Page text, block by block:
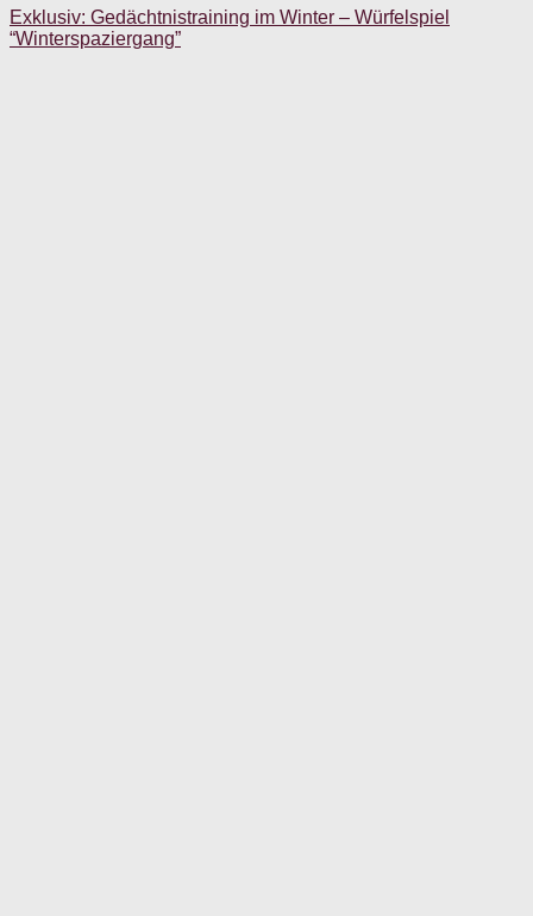
Exklusiv: Gedächtnistraining im Winter – Würfelspiel
“Winterspaziergang”